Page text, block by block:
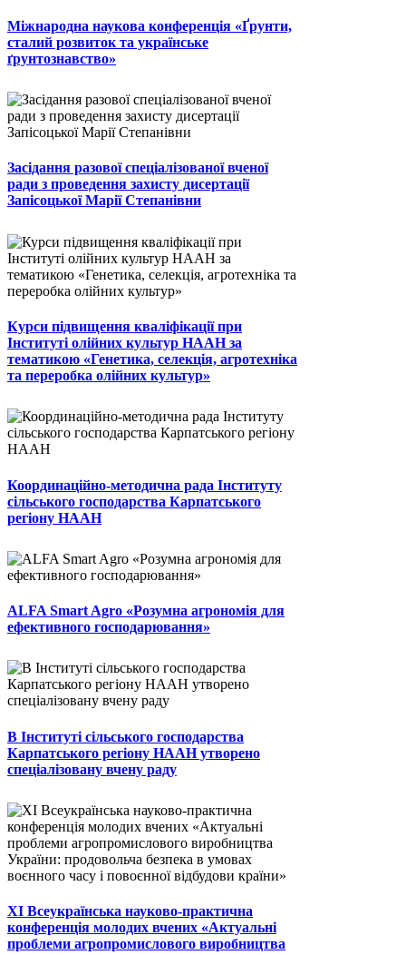
Міжнародна наукова конференція «Ґрунти,
сталий розвиток та українське
ґрунтознавство»
Засідання разової спеціалізованої вченої
ради з проведення захисту дисертації
Запісоцької Марії Степанівни
Курси підвищення кваліфікації при
Інституті олійних культур НААН за
тематикою «Генетика, селекція, агротехніка
та переробка олійних культур»
Координаційно-методична рада Інституту
сільського господарства Карпатського
регіону НААН
ALFA Smart Agro «Розумна агрономія для
ефективного господарювання»
В Інституті сільського господарства
Карпатського регіону НААН утворено
спеціалізовану вчену раду
ХІ Всеукраїнська науково-практична
конференція молодих вчених «Актуальні
проблеми агропромислового виробництва